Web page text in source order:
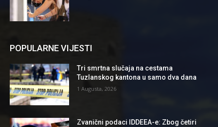
POPULARNE VIJESTI
Tri smrtna slučaja na cestama
Tuzlanskog kantona u samo dva dana
1 Augusta, 2026
Zvanični podaci IDDEEA-e: Zbog četiri